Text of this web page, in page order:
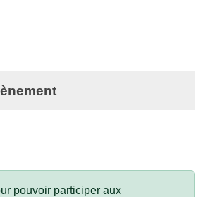
pouvoir participer aux